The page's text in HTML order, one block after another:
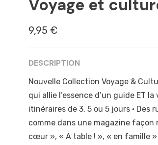
Voyage et
9,95 €
DESCRIPTION
Nouvelle Collection Voyage &
qui allie l’essence d’un guide ET
itinéraires de 3, 5 ou 5 jours · Des
comme dans une magazine façon
cœur », « A table ! », « en famille